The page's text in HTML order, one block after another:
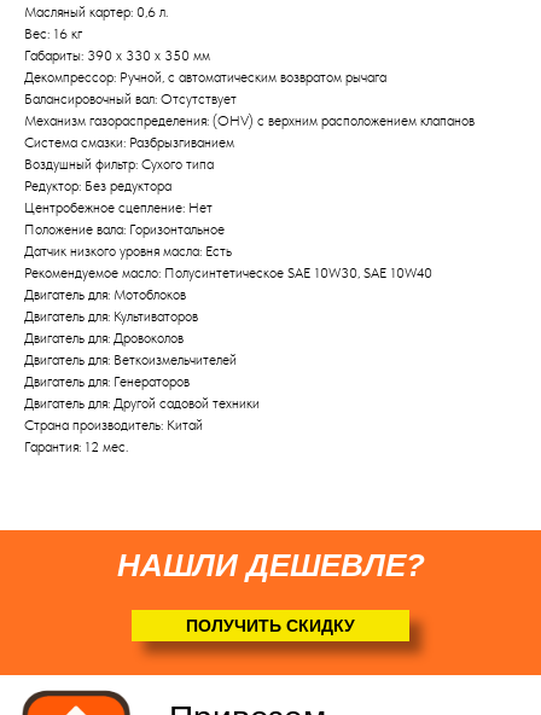
Масляный картер: 0,6 л.
Вес: 16 кг
Габариты: 390 x 330 x 350 мм
Декомпрессор: Ручной, с автоматическим возвратом рычага
Балансировочный вал: Отсутствует
Механизм газораспределения: (OHV) с верхним расположением клапанов
Система смазки: Разбрызгиванием
Воздушный фильтр: Сухого типа
Редуктор: Без редуктора
Центробежное сцепление: Нет
Положение вала: Горизонтальное
Датчик низкого уровня масла: Есть
Рекомендуемое масло: Полусинтетическое SAE 10W30, SAE 10W40
Двигатель для: Мотоблоков
Двигатель для: Культиваторов
Двигатель для: Дровоколов
Двигатель для: Веткоизмельчителей
Двигатель для: Генераторов
Двигатель для: Другой садовой техники
Страна производитель: Китай
Гарантия: 12 мес.
НАШЛИ ДЕШЕВЛЕ?
ПОЛУЧИТЬ СКИДКУ
Отправка
БЕЗ предоплаты
Привезем
БЕСПЛАТНО
Соберем мотоблок
(по желанию